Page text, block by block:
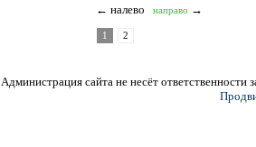
← налево направо →
1 2
Администрация сайта не несёт ответственности